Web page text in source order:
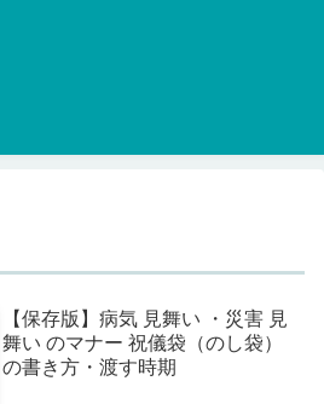
【保存版】病気 見舞い ・災害 見
舞い のマナー 祝儀袋（のし袋）
の書き方・渡す時期